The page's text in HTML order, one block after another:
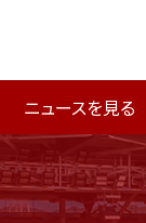
ニュースを見る